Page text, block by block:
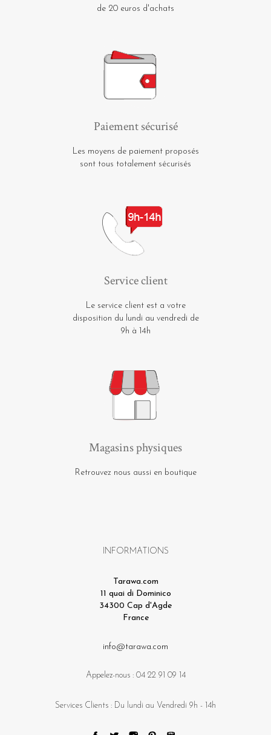
de 20 euros d'achats
Paiement sécurisé
Les moyens de paiement proposés
sont tous totalement sécurisés
Service client
Le service client est a votre
disposition du lundi au vendredi de
9h à 14h
Magasins physiques
Retrouvez nous aussi en boutique
INFORMATIONS
Tarawa.com
11 quai di Dominico
34300 Cap d'Agde
France
info@tarawa.com
Appelez-nous : 04 22 91 09 14
Services Clients : Du lundi au Vendredi 9h - 14h